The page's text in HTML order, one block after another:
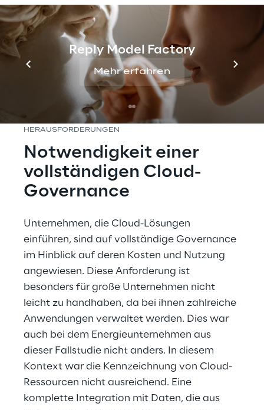
Reply Model Factory
Mehr erfahren
bieten würde. Hierzu sollte die FinOps-
Methodologie innerhalb der bestehenden
Prognose- und Budgetierungsprozesse
eingeführt werden.
HERAUSFORDERUNGEN
Notwendigkeit einer
vollständigen Cloud-
Governance
Unternehmen, die Cloud-Lösungen
einführen, sind auf vollständige Governance
im Hinblick auf deren Kosten und Nutzung
angewiesen. Diese Anforderung ist
besonders für große Unternehmen nicht
leicht zu handhaben, da bei ihnen zahlreiche
Anwendungen verwaltet werden. Dies war
auch bei dem Energieunternehmen aus
dieser Fallstudie nicht anders. In diesem
Kontext war die Kennzeichnung von Cloud-
Ressourcen nicht ausreichend. Eine
komplette Integration mit Daten, die aus